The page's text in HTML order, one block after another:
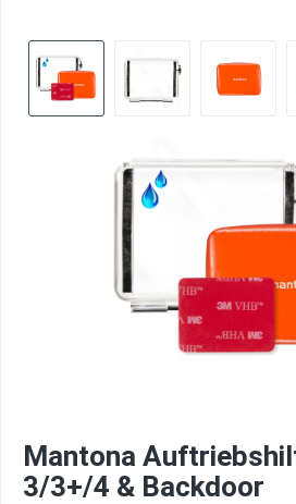
Mantona
3/3+/4 & Backdoor